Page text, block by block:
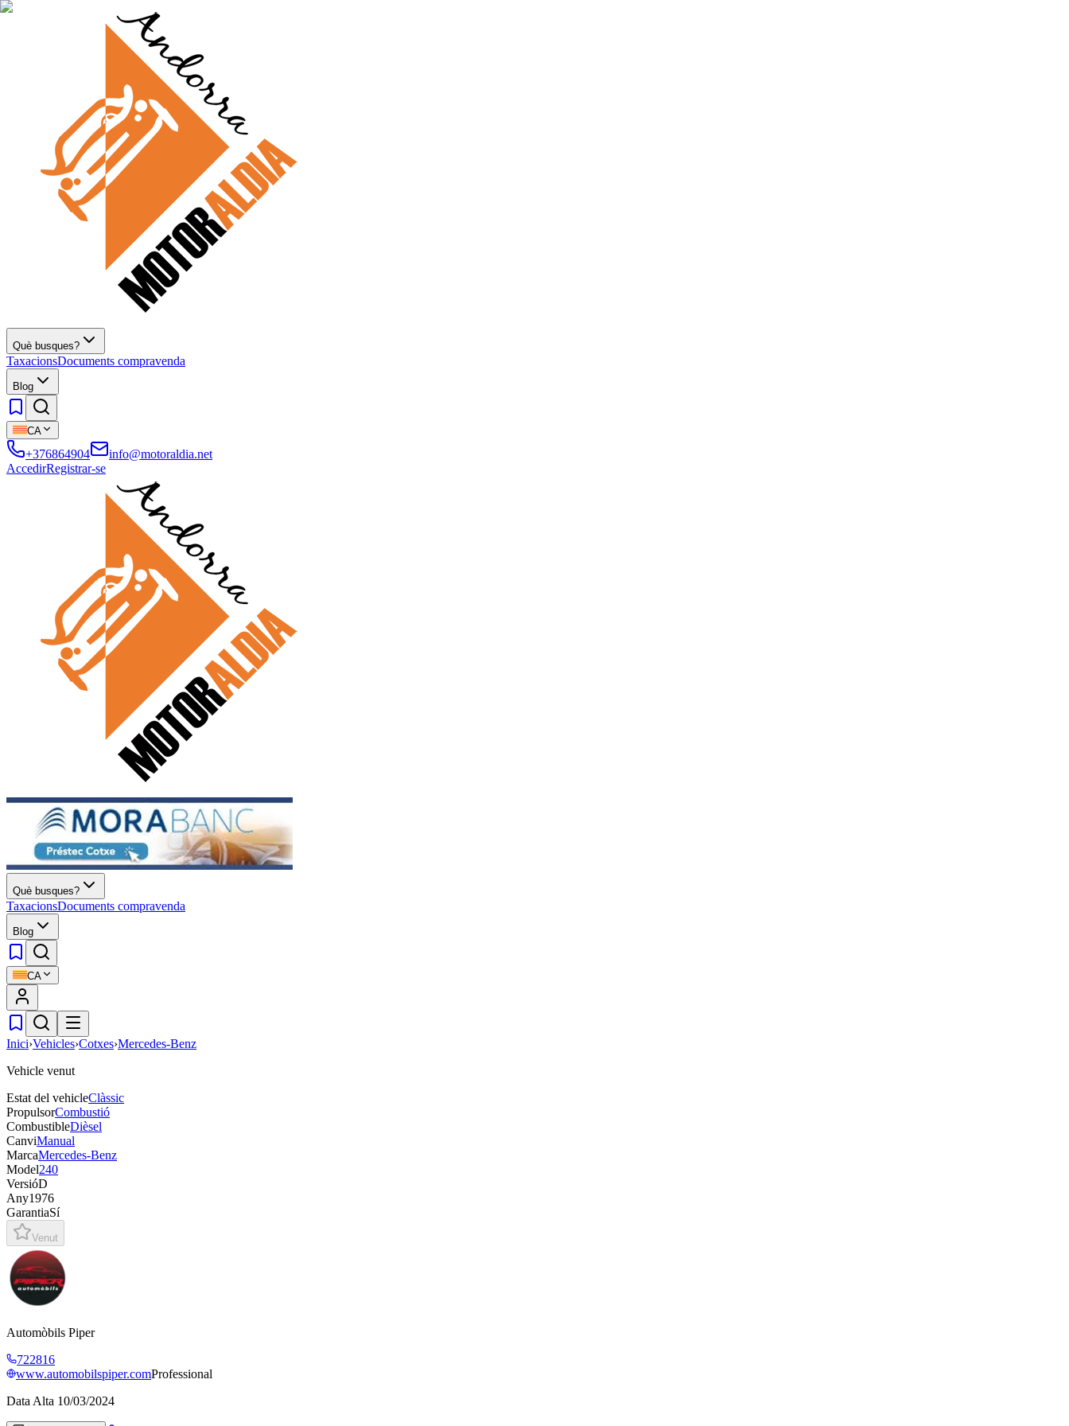
Què busques?
TaxacionsDocuments compravenda
Blog
CA
+376864904
info@motoraldia.net
AccedirRegistrar-se
Què busques?
TaxacionsDocuments compravenda
Blog
CA
Inici›Vehicles›Cotxes›Mercedes-Benz
Vehicle venut
Estat del vehicleClàssic
PropulsorCombustió
CombustibleDièsel
CanviManual
MarcaMercedes-Benz
Model240
VersióD
Any1976
GarantiaSí
Venut
Automòbils Piper
722816
www.automobilspiper.comProfessional
Data Alta 10/03/2024